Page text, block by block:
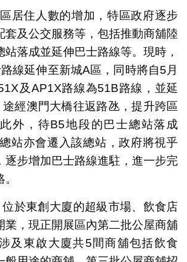
居住人數的增加，特區政府逐步
套及公交服務等，包括推動商舖陸
落成並延伸巴士路線等。現時，
線延伸至新城A區，同時將自5月
及AP1X路線為51B路線，並延
經澳門大橋往返路氹，提升跨區
外，待B5地段的巴士總站落成
站亦會遷入該總站，政府將視乎
逐步增加巴士路線進駐，進一步完
於東創大廈的超級市場、飲食店
業，現正開展區內第二批公屋商舖
及東啟大廈共5間商舖包括飲食